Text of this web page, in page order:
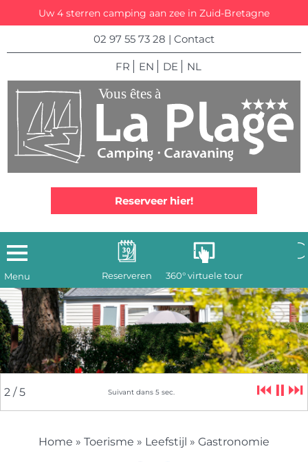
Uw 4 sterren camping aan zee in Zuid-Bretagne
02 97 55 73 28 | Contact
FR EN DE NL
Reserveren 360° virtuele tour
Reserveer hier!
2 / 5 Suivant dans 4 sec. ⏮ ⏸ ⏭
Menu
Home » Toerisme » Leefstijl » Gastronomie